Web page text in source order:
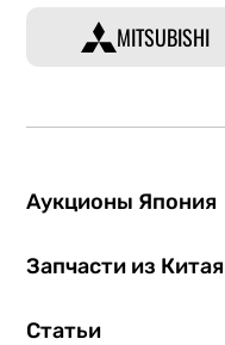
MITSUBISHI
Аукционы Япония
Запчасти из Китая
Статьи